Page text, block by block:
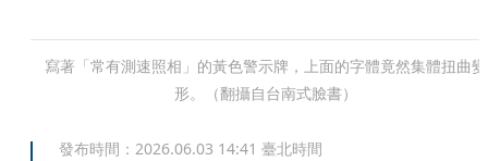
寫著「常有測速照相」的黃色警示牌，上面的字體竟然集體扭曲變
形。（翻攝自台南式臉書）
發布時間： 2026.06.03 14:41 臺北時間